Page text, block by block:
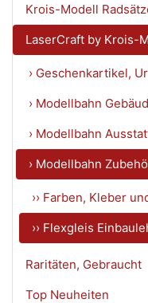
Krois-Modell
LaserCraft by Krois-
› Geschenkartikel,
› Modellbahn
› Modellbahn
› Modellbahn
›› Farben, Kleber
›› Flexgleis
Raritäten, Gebraucht
Top Neuheiten